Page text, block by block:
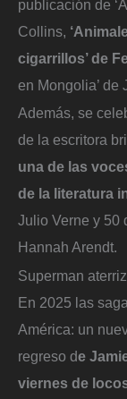
publicación de
Collins,
cigarrillos’ de
en Mongolia’ de
Además, se
de la escritora
una de las
de la literatura
Julio Verne y 50
Hannah Arendt.
Superman
En 2025 las
América: un
regreso de
viernes de